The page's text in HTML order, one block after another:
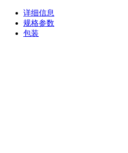
详细信息
规格参数
包装